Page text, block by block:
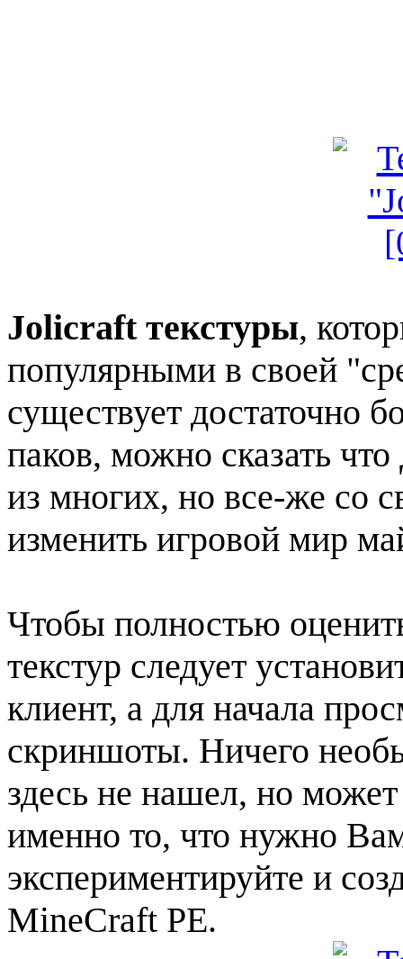
Jolicraft текстуры,
популярными в своей
существует достаточно
паков, можно сказать
из многих, но все-же со
изменить игровой мир
Чтобы полностью
текстур следует
клиент, а для начала
скриншоты. Ничего
здесь не нашел, но
именно то, что нужно
экспериментируйте и
MineCraft PE.